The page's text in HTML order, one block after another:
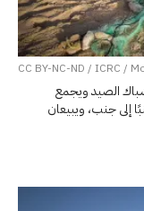
CC BY-NC-ND / ICRC /
40 عامًا. يُلقي شباك الصيد ويجمع
إلى جنب، ويبيعان